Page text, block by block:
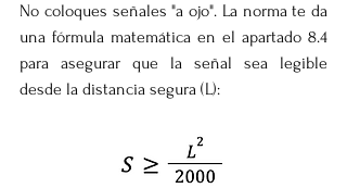
No coloques señales "a ojo". La norma te da
una fórmula matemática en el apartado 8.4
para asegurar que la señal sea legible
desde la distancia segura (L):